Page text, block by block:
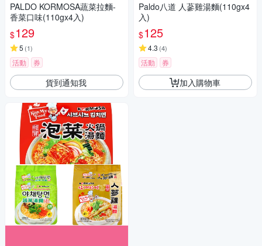
PALDO KORMOSA蔬菜拉麵-
香菜口味(110gx4入)
$129
5 (1)
活動 券
貨到通知我
Paldo八道 人蔘雞湯麵(110gx4
入)
$125
4.3 (4)
活動 券
加入購物車